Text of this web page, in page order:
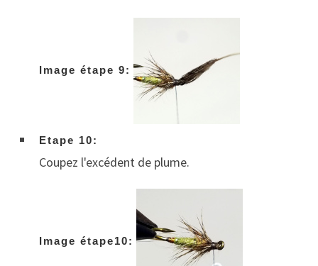
Image étape 9:
Etape 10:
Coupez l'excédent de plume.
Image étape10: